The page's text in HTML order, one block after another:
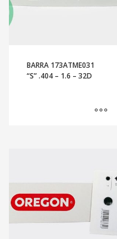
BARRA 173ATME031
“S” .404 – 1.6 – 32D